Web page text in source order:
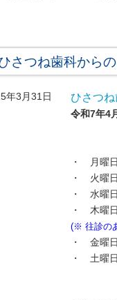
さつね歯科から
年3月31日 ひさつ
令和7年4
【
・ 月
・ 火
・ 水
・
(※ 往診の
・ 金
・ 土